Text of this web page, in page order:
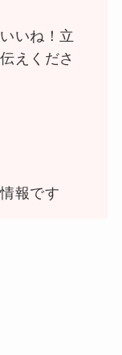
いね！立
えくださ
報です